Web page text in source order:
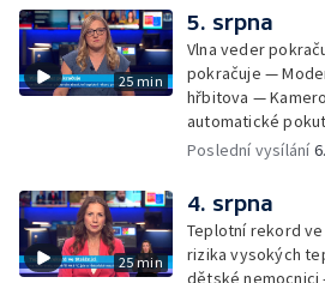
Czech Rally Zlín —
Pop Messe —
— Fenomén
25 min
5. srpna
Vlna veder
pokračuje —
hřbitova —
automatické
Demolice
stadionu na
bouřkami — Brno
festival —
Poslední vysílání
25 min
4. srpna
Teplotní rekord
rizika vysokých
dětské nemocnici